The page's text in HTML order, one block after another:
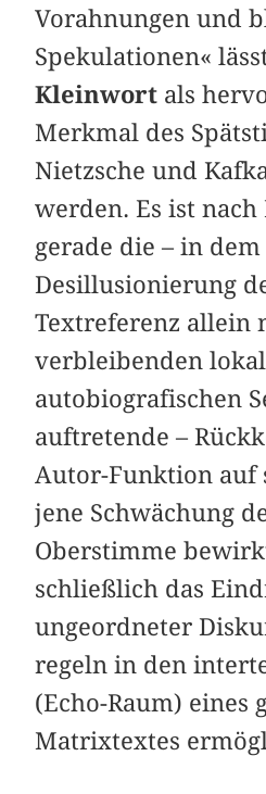
Vorahnungen und
Spekulationen«
Kleinwort als
Merkmal des
Nietzsche und
werden. Es ist
gerade die – in
Desillusionierung
Textreferenz allein
verbleibenden
autobiografischen
auftretende –
Autor-Funktion auf
jene Schwächung
Oberstimme
schließlich das
ungeordneter
regeln in den
(Echo-Raum) eines
Matrixtextes